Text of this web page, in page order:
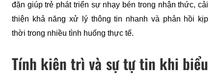
đặn giúp trẻ phát triển sự nhạy bén trong nhận thức, cải
thiện khả năng xử lý thông tin nhanh và phản hồi kịp
thời trong nhiều tình huống thực tế.
Tính kiên trì và sự tự tin khi biểu